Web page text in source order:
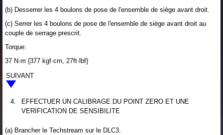
(b) Desserrer les 4 boulons de pose de l'ensemble de siège avant droit.
(c) Serrer les 4 boulons de pose de l'ensemble de siège avant droit au
couple de serrage prescrit.
Torque:
37 N·m {377 kgf·cm, 27ft·lbf}
SUIVANT
4.
EFFECTUER UN CALIBRAGE DU POINT ZERO ET UNE
VERIFICATION DE SENSIBILITE
(a) Brancher le Techstream sur le DLC3.